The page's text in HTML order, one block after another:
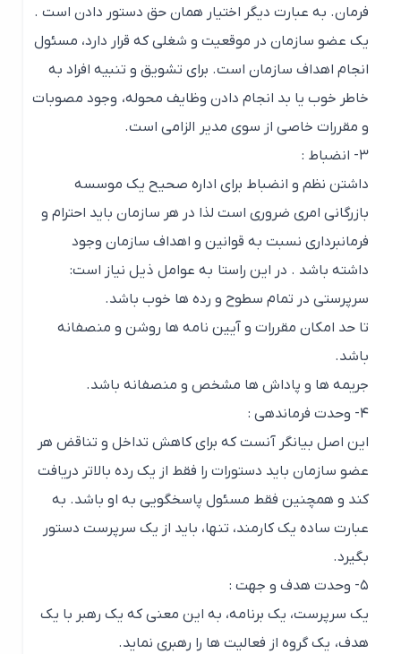
فرمان. به عبارت دیگر اختیار همان حق دستور دادن است .
یک عضو سازمان در موقعیت و شغلی که قرار دارد، مسئول
انجام اهداف سازمان است. برای تشویق و تنبیه افراد به
خاطر خوب یا بد انجام دادن وظایف محوله، وجود مصوبات
و مقررات خاصی از سوی مدیر الزامی است.
:
داشتن نظم و انضباط برای اداره صحیح یک موسسه
بازرگانی امری ضروری است لذا در هر سازمان باید احترام و
فرمانبرداری نسبت به قوانین و اهداف سازمان وجود
داشته باشد . در این راستا به عوامل ذیل نیاز است:
سرپرستی در تمام سطوح و رده ها خوب باشد.
تا حد امکان مقررات و آیین نامه ها روشن و منصفانه
باشد.
جریمه ها و پاداش ها مشخص و منصفانه باشد.
این اصل بیانگر آنست که برای کاهش تداخل و تناقض هر
عضو سازمان باید دستورات را فقط از یک رده بالاتر دریافت
کند و همچنین فقط مسئول پاسخگویی به او باشد. به
عبارت ساده یک کارمند، تنها، باید از یک سرپرست دستور
بگیرد.
یک سرپرست، یک برنامه، به این معنی که یک رهبر با یک
هدف، یک گروه از فعالیت ها را رهبری نماید.